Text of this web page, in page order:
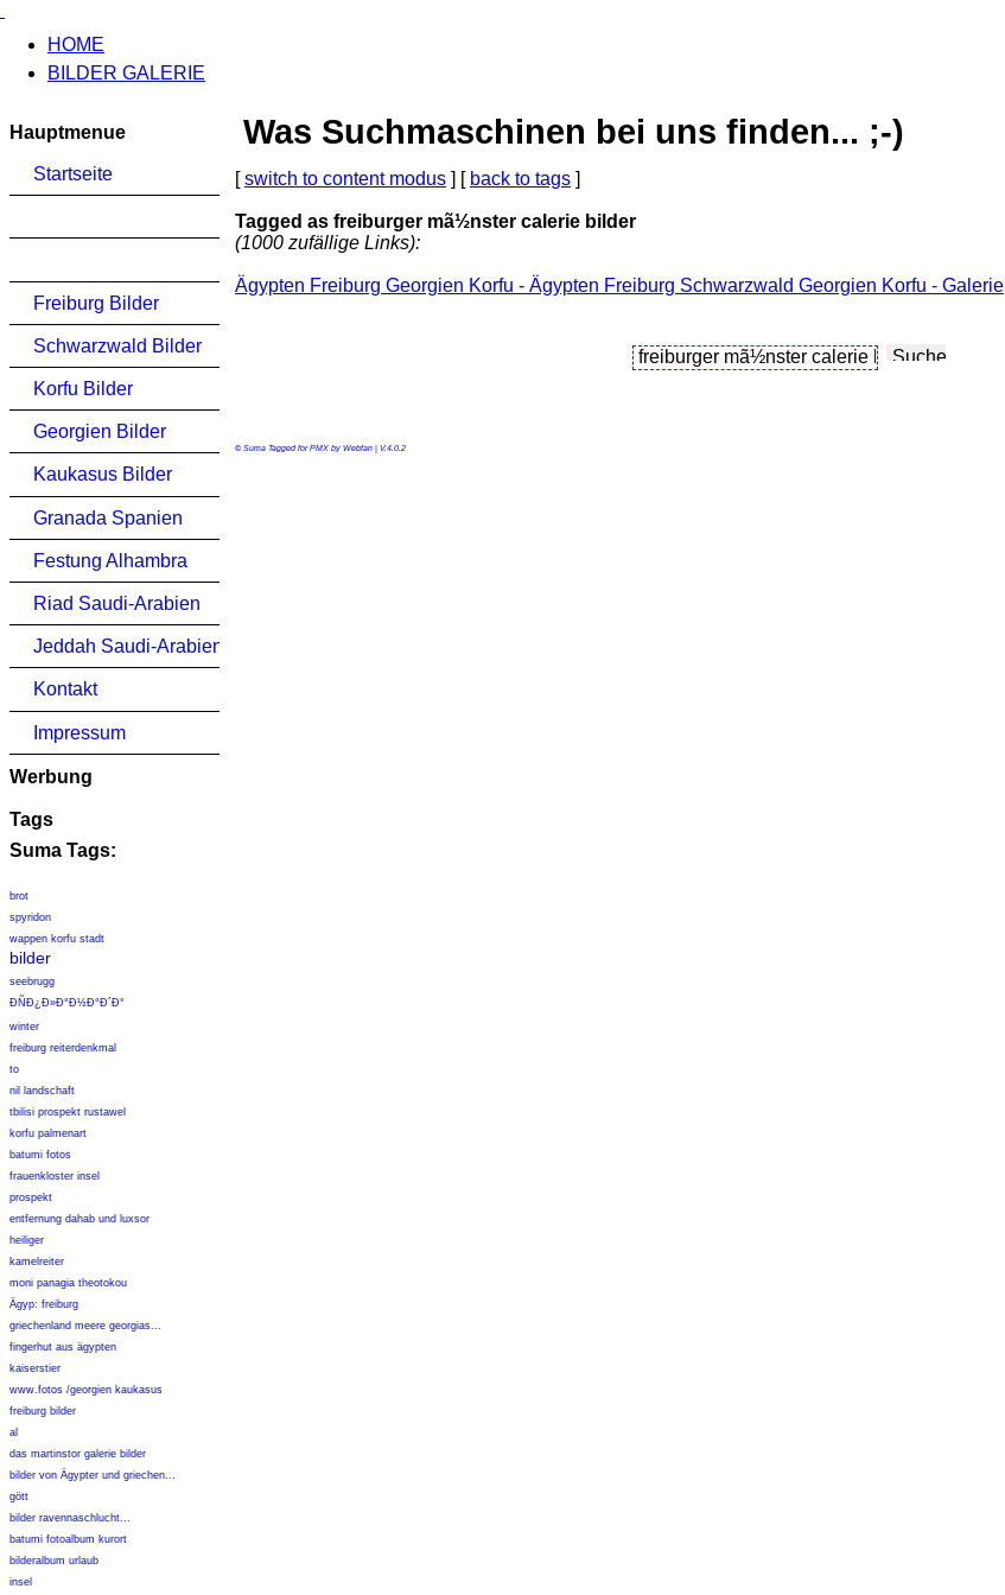
HOME
BILDER GALERIE
Hauptmenue
Startseite
Freiburg Bilder
Schwarzwald Bilder
Korfu Bilder
Georgien Bilder
Kaukasus Bilder
Granada Spanien
Festung Alhambra
Riad Saudi-Arabien
Jeddah Saudi-Arabien
Kontakt
Impressum
Werbung
Tags
Suma Tags:
brot
spyridon
wappen korfu stadt
bilder
seebrugg
Ð­ÑÐ¿Ð»Ð°Ð½Ð°Ð´Ð°
winter
freiburg reiterdenkmal
to
nil landschaft
tbilisi prospekt rustawel
korfu palmenart
batumi fotos
frauenkloster insel
prospekt
entfernung dahab und luxsor
heiliger
kamelreiter
moni panagia theotokou
Ägyp: freiburg
griechenland meere georgias...
fingerhut aus ägypten
kaiserstier
www.fotos /georgien kaukasus
freiburg bilder
al
das martinstor galerie bilder
bilder von Ägypter und griechen...
gött
bilder ravennaschlucht...
batumi fotoalbum kurort
bilderalbum urlaub
insel
Was Suchmaschinen bei uns finden... ;-)
[switch to content modus ] [ back to tags ]
Tagged as freiburger mã½nster calerie bilder
(1000 zufällige Links):
Ägypten Freiburg Georgien Korfu - Ägypten Freiburg Schwarzwald Georgien Korfu - Galerie
© Suma Tagged for PMX by Webfan | V.4.0.2